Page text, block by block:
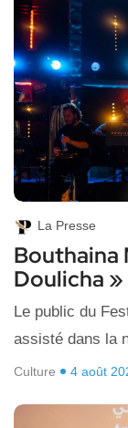
La Presse
Bouthaina
Doulicha »
Le public du
assisté dans la
Culture 4 août